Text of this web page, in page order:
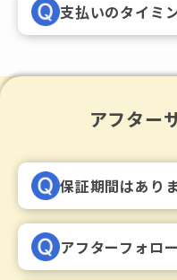
支払いのタイミ
アフター
保証期間はあり
アフターフォロ